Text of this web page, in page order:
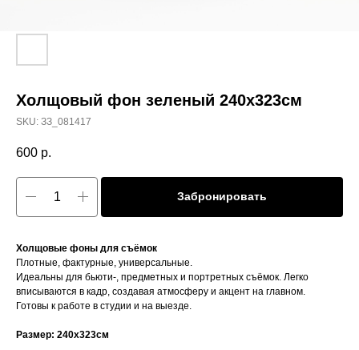
Холщовый фон зеленый 240x323см
SKU: ЗЗ_081417
600 р.
Забронировать
Холщовые фоны для съёмок
Плотные, фактурные, универсальные.
Идеальны для бьюти-, предметных и портретных съёмок. Легко
вписываются в кадр, создавая атмосферу и акцент на главном.
Готовы к работе в студии и на выезде.
Размер: 240x323см